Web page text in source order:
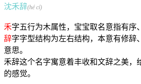
沈禾辞(hé cí)
禾字五行为木属性，宝宝取名意指有序
辞字字型结构为左右结构，本意有修辞
意思。
禾辞这个名字寓意着丰收和文辞之美，
的感觉。